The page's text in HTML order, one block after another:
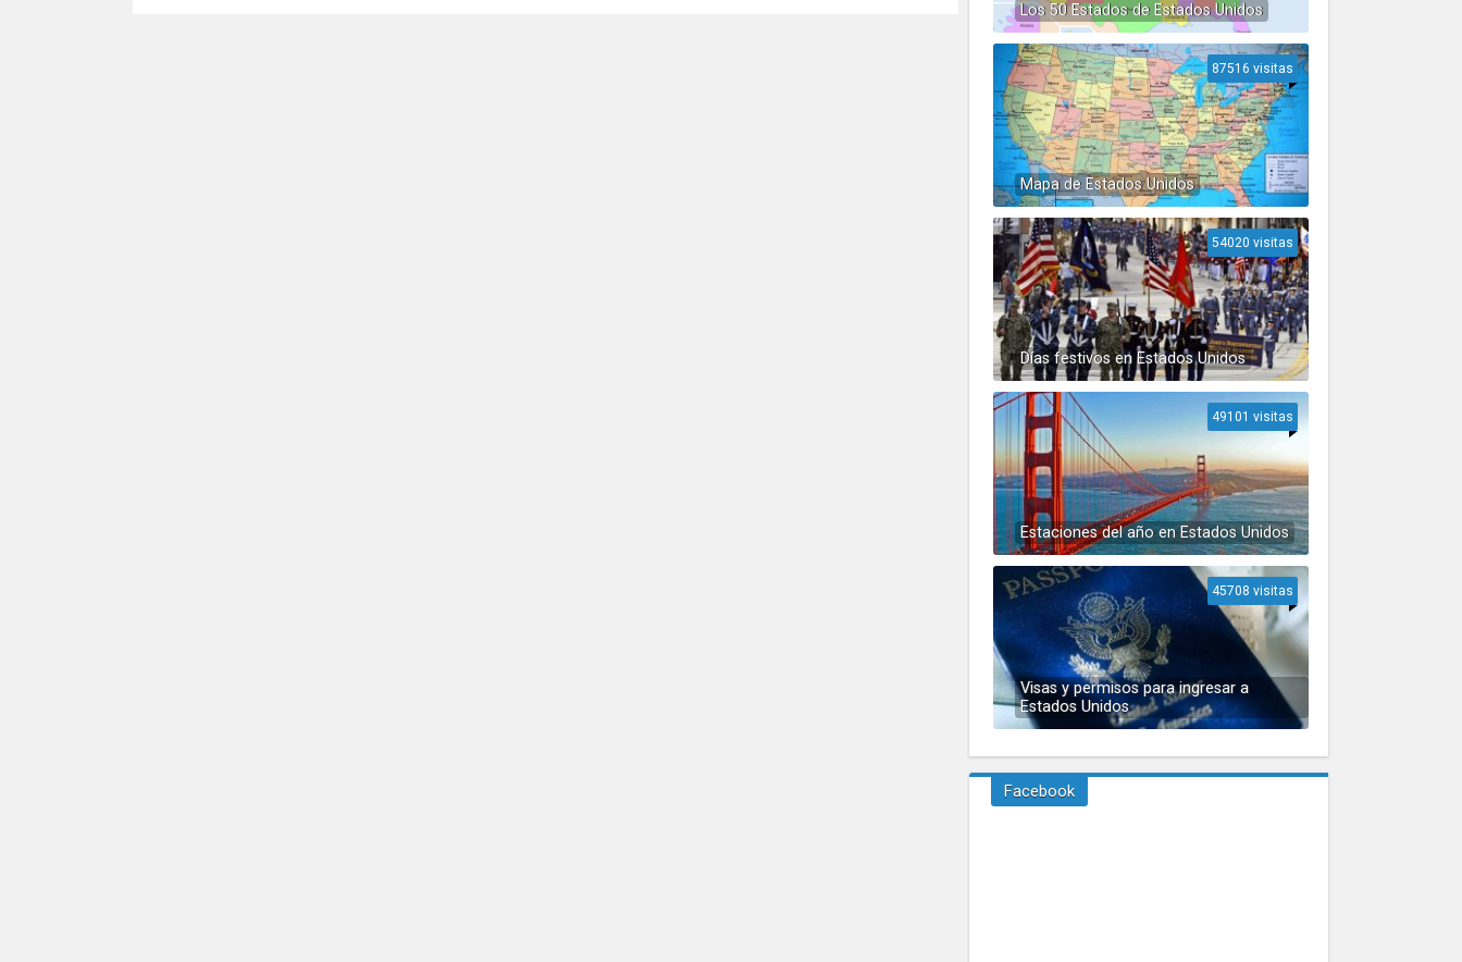
Los 50 Estados de Estados Unidos
Mapa de Estados Unidos
87516 visitas
Días festivos en Estados Unidos
54020 visitas
Estaciones del año en Estados Unidos
49101 visitas
Visas y permisos para ingresar a
Estados Unidos
45708 visitas
Facebook